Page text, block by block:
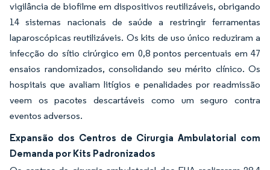
vigilância de biofilme em dispositivos reutilizáveis, obrigando
14 sistemas nacionais de saúde a restringir ferramentas
laparoscópicas reutilizáveis. Os kits de uso único reduziram a
infecção do sítio cirúrgico em 0,8 pontos percentuais em 47
ensaios randomizados, consolidando seu mérito clínico. Os
hospitais que avaliam litígios e penalidades por readmissão
veem os pacotes descartáveis como um seguro contra
eventos adversos.
Expansão dos Centros de Cirurgia Ambulatorial com
Demanda por Kits Padronizados